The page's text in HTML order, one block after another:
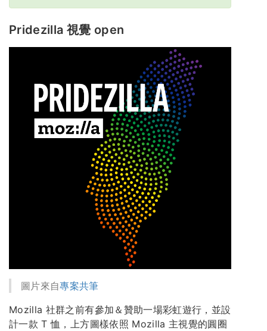
Pridezilla 視覺 open
圖片來自專案共筆
Mozilla 社群之前有參加＆贊助一場彩虹遊行，並設
計一款 T 恤，上方圖樣依照 Mozilla 主視覺的圓圈